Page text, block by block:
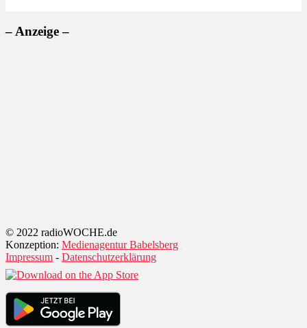
– Anzeige –
© 2022 radioWOCHE.de
Konzeption: Medienagentur Babelsberg
Impressum - Datenschutzerklärung